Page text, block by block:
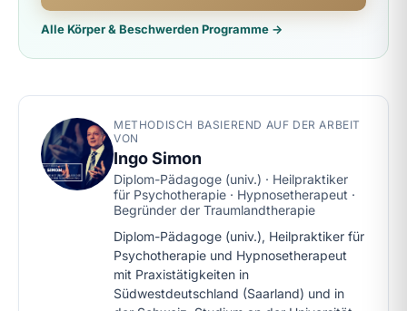
Alle Körper & Beschwerden Programme →
METHODISCH BASIEREND AUF DER ARBEIT
VON
Ingo Simon
Diplom-Pädagoge (univ.) · Heilpraktiker
für Psychotherapie · Hypnosetherapeut ·
Begründer der Traumlandtherapie
Diplom-Pädagoge (univ.), Heilpraktiker für
Psychotherapie und Hypnosetherapeut
mit Praxistätigkeiten in
Südwestdeutschland (Saarland) und in